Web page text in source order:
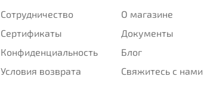
Сотрудничество
Сертификаты
Конфиденциальность
Условия возврата
О магазине
Документы
Блог
Свяжитесь с нами